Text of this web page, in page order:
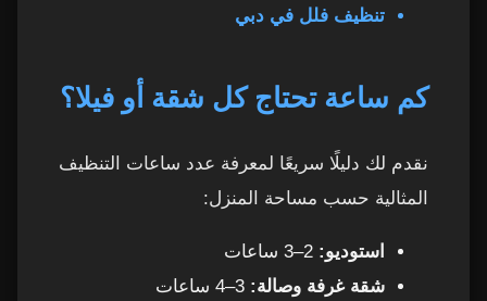
للعائلات في دبي؟
35
36 عاملات تنظيف بالساعة في دبي – تجارب العملاء
تنظيف فلل في دبي
كم ساعة تحتاج كل شقة أو فيلا؟
نقدم لك دليلًا سريعًا لمعرفة عدد ساعات التنظيف
المثالية حسب مساحة المنزل:
استوديو:
شقة غرفة وصالة: